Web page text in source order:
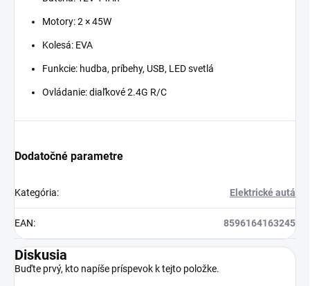
Motory: 2 × 45W
Kolesá: EVA
Funkcie: hudba, príbehy, USB, LED svetlá
Ovládanie: diaľkové 2.4G R/C
Dodatočné parametre
Kategória: Elektrické autá
EAN: 8596164163245
Diskusia
Buďte prvý, kto napíše príspevok k tejto položke.